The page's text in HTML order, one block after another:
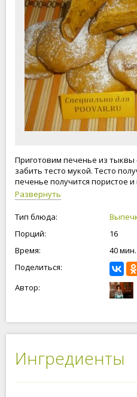
Приготовим печенье из тыквы
забить тесто мукой. Тесто
печенье получится пористое
Развернуть
Тип блюда:
Порций:
16
Время:
40 мин.
Поделиться:
Автор:
Ингредиенты